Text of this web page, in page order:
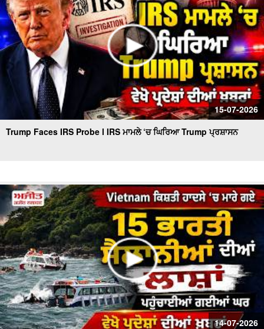
15-07-2026
Trump Faces IRS Probe l IRS ਮਾਮਲੇ ‘ਚ ਘਿਰਿਆ Trump ਪ੍ਰਸ਼ਾਸਨ
14-07-2026